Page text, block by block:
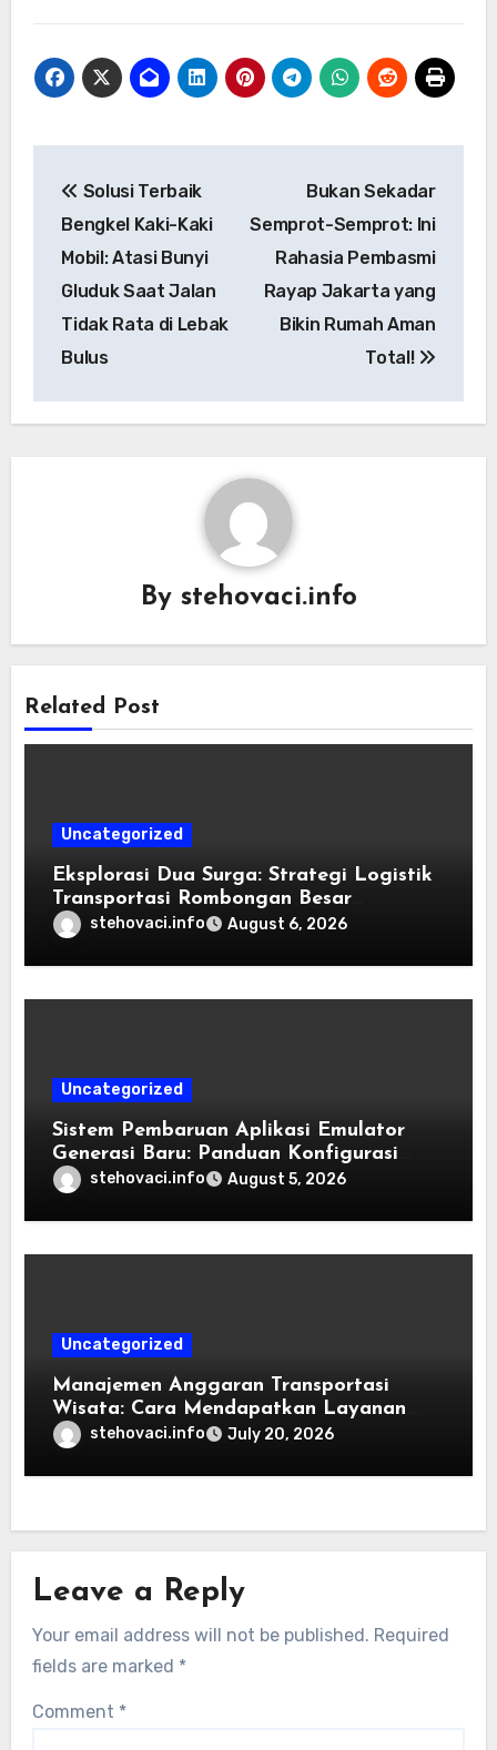
navigation
Solusi Terbaik
Bengkel Kaki-Kaki
Mobil: Atasi Bunyi
Gluduk Saat Jalan
Tidak Rata di Lebak
Bulus
Bukan Sekadar
Semprot-Semprot: Ini
Rahasia Pembasmi
Rayap Jakarta yang
Bikin Rumah Aman
Total!
By stehovaci.info
Related Post
Uncategorized
Eksplorasi Dua Surga: Strategi Logistik
Transportasi Rombongan Besar
Menggunakan Microbus
stehovaci.info August 6, 2026
Uncategorized
Sistem Pembaruan Aplikasi Emulator
Generasi Baru: Panduan Konfigurasi
Perangkat Eden Emulation
stehovaci.info August 5, 2026
Uncategorized
Manajemen Anggaran Transportasi
Wisata: Cara Mendapatkan Layanan
Sewa Kendaraan Terbaik Tanpa
Membengkakkan Biaya
stehovaci.info July 20, 2026
Leave a Reply
Your email address will not be published. Required
fields are marked *
Comment *